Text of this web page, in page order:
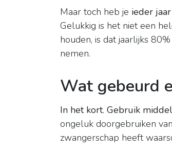
Maar toch heb je ieder
Gelukkig is het niet een
houden, is dat jaarlijks
nemen.
Wat gebeurd
In het kort. Gebruik
ongeluk doorgebruiken
zwangerschap heeft